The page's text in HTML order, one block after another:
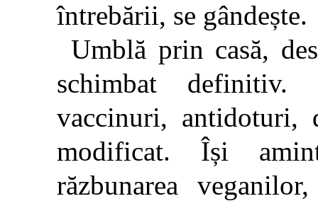
întrebării, se gândește.
Umblă prin casă,
schimbat
vaccinuri, antidoturi,
modificat. Își
răzbunarea